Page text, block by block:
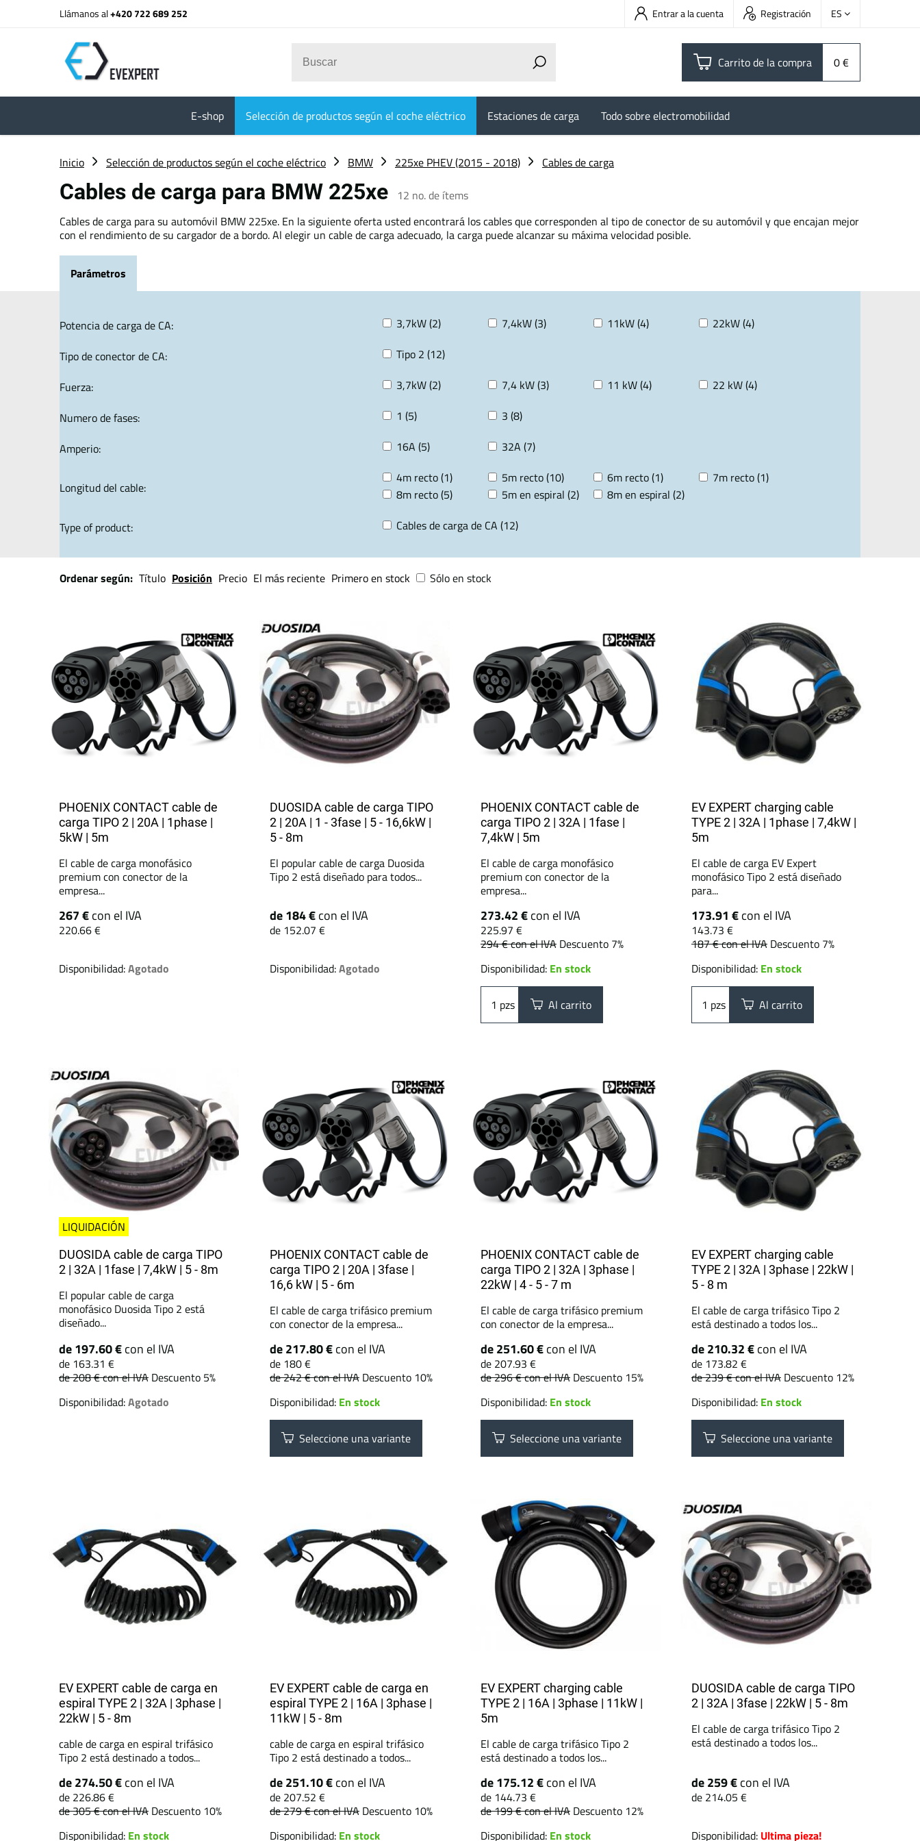
Llámanos al+420 722 689 252 Entrar a la cuenta Registración ES
Carrito de la compra 0 €
E-shop Selección de productos según el coche eléctrico Estaciones de carga Todo sobre electromobilidad
Inicio Selección de productos según el coche eléctrico BMW 225xe PHEV (2015 - 2018) Cables de carga
Cables de carga para BMW 225xe 12 no. de ítems
Cables de carga para su automóvil BMW 225xe. En la siguiente oferta usted encontrará los cables que corresponden al tipo de conector de su automóvil y que encajan mejor
con el rendimiento de su cargador de a bordo. Al elegir un cable de carga adecuado, la carga puede alcanzar su máxima velocidad posible.
Parámetros
Potencia de carga de CA: 3,7kW (2) 7,4kW (3) 11kW (4)
22kW (4)
Tipo de conector de CA:
Tipo 2 (12)
Fuerza:
3,7kW (2) 7,4 kW (3) 11 kW (4)
22 kW (4)
Numero de fases:
1 (5)
3 (8)
Amperio:
16A (5) 32A (7)
Longitud del cable:
4m recto (1) 5m recto (10) 6m recto (1)
7m recto (1)
8m recto (5)
5m en espiral (2)
8m en espiral (2)
Type of product:
Cables de carga de CA (12)
Ordenar según: Título Posición Precio El más reciente Primero en stock Sólo en stock
PHOENIX CONTACT cable de
carga TIPO 2 | 20A | 1phase |
5kW | 5m
El cable de carga monofásico
premium con conector de la
empresa...
267 €con el IVA
220.66 €
Disponibilidad:Agotado
DUOSIDA cable de carga TIPO
2 | 20A | 1 - 3fase | 5 - 16,6kW |
5 - 8m
El popular cable de carga Duosida
Tipo 2 está diseñado para todos...
de 184 €con el IVA
de 152.07 €
Disponibilidad:Agotado
PHOENIX CONTACT cable de
carga TIPO 2 | 32A | 1fase |
7,4kW | 5m
El cable de carga monofásico
premium con conector de la
empresa...
273.42 €con el IVA
225.97 €
294 €con el IVA Descuento 7%
Disponibilidad: En stock
pzs Al carrito
EV EXPERT charging cable
TYPE 2 | 32A | 1phase | 7,4kW |
5m
El cable de carga EV Expert
monofásico Tipo 2 está diseñado
para...
173.91 €con el IVA
143.73 €
187 €con el IVA Descuento 7%
Disponibilidad: En stock
pzs Al carrito
LIQUIDACIÓN
DUOSIDA cable de carga TIPO
2 | 32A | 1fase | 7,4kW | 5 - 8m
El popular cable de carga
monofásico Duosida Tipo 2 está
diseñado...
de 197.60 €con el IVA
de 163.31 €
de 208 €con el IVA Descuento 5%
Disponibilidad:Agotado
PHOENIX CONTACT cable de
carga TIPO 2 | 20A | 3fase |
16,6 kW | 5 - 6m
El cable de carga trifásico premium
con conector de la empresa...
de 217.80 €con el IVA
de 180 €
de 242 €con el IVA Descuento 10%
Disponibilidad: En stock
Seleccione una variante
PHOENIX CONTACT cable de
carga TIPO 2 | 32A | 3phase |
22kW | 4 - 5 - 7 m
El cable de carga trifásico premium
con conector de la empresa...
de 251.60 €con el IVA
de 207.93 €
de 296 €con el IVA Descuento 15%
Disponibilidad: En stock
Seleccione una variante
EV EXPERT charging cable
TYPE 2 | 32A | 3phase | 22kW |
5 - 8 m
El cable de carga trifásico Tipo 2
está destinado a todos los...
de 210.32 €con el IVA
de 173.82 €
de 239 €con el IVA Descuento 12%
Disponibilidad: En stock
Seleccione una variante
EV EXPERT cable de carga en
espiral TYPE 2 | 32A | 3phase |
22kW | 5 - 8m
cable de carga en espiral trifásico
Tipo 2 está destinado a todos...
de 274.50 €con el IVA
de 226.86 €
de 305 €con el IVA Descuento 10%
Disponibilidad: En stock
EV EXPERT cable de carga en
espiral TYPE 2 | 16A | 3phase |
11kW | 5 - 8m
cable de carga en espiral trifásico
Tipo 2 está destinado a todos...
de 251.10 €con el IVA
de 207.52 €
de 279 €con el IVA Descuento 10%
Disponibilidad: En stock
EV EXPERT charging cable
TYPE 2 | 16A | 3phase | 11kW |
5m
El cable de carga trifásico Tipo 2
está destinado a todos los...
de 175.12 €con el IVA
de 144.73 €
de 199 €con el IVA Descuento 12%
Disponibilidad: En stock
DUOSIDA cable de carga TIPO
2 | 32A | 3fase | 22kW | 5 - 8m
El cable de carga trifásico Tipo 2
está destinado a todos los...
de 259 €con el IVA
de 214.05 €
Disponibilidad: Ultima pieza!